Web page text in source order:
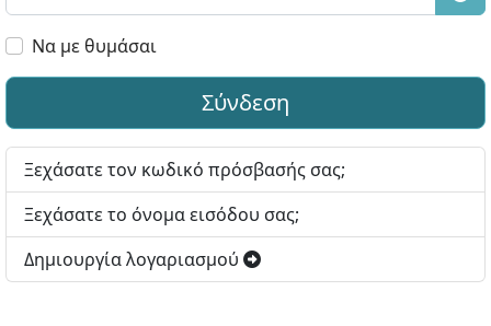
Να με θυμάσαι
Σύνδεση
Ξεχάσατε τον κωδικό πρόσβασής σας;
Ξεχάσατε το όνομα εισόδου σας;
Δημιουργία λογαριασμού